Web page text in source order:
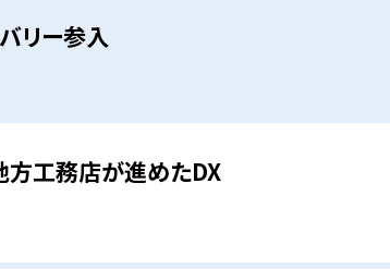
リー参入
方工務店が進めたDX